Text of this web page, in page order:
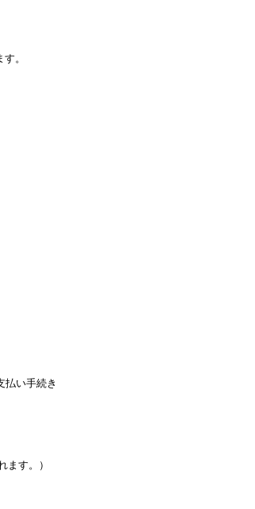
。
払い手続き
す。）